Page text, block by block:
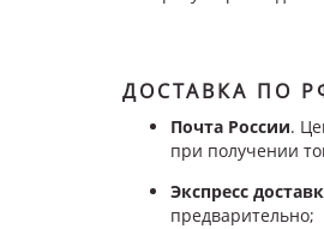
ДОСТАВКА ПО
Почта России.
при получении
Экспресс
предварительно;